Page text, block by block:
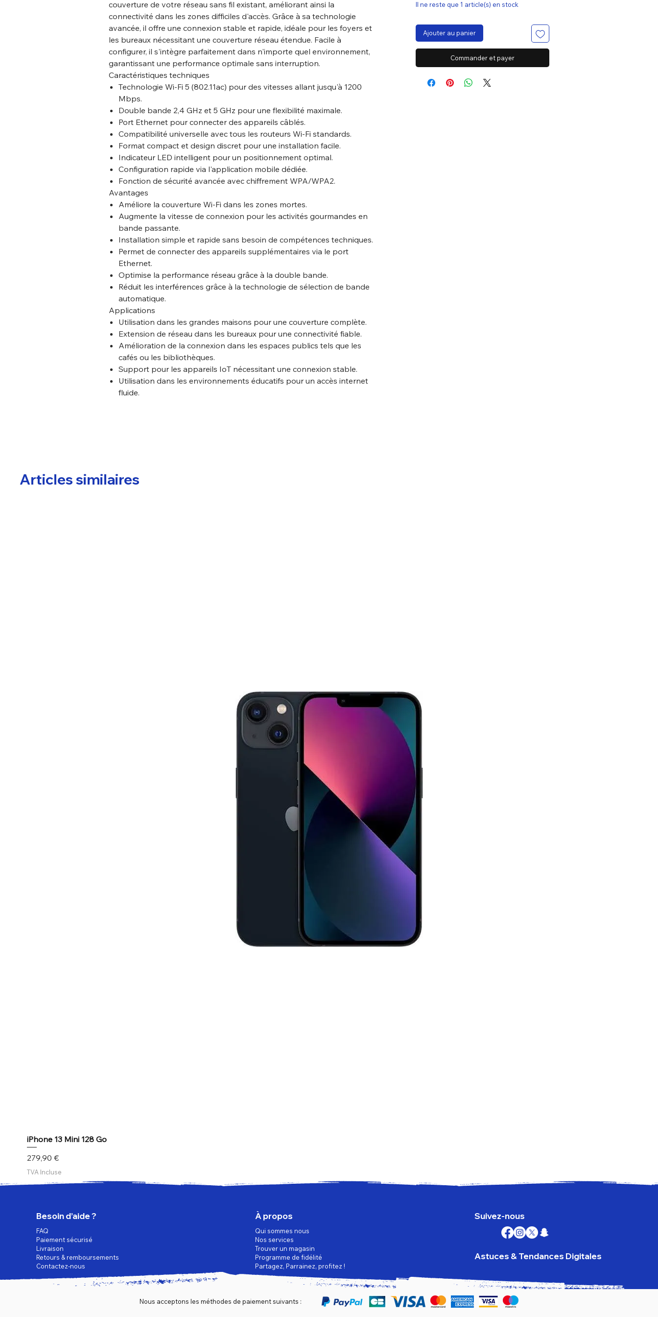
couverture de votre réseau sans fil existant, améliorant ainsi la
connectivité dans les zones difficiles d'accès. Grâce à sa technologie
avancée, il offre une connexion stable et rapide, idéale pour les foyers et
les bureaux nécessitant une couverture réseau étendue. Facile à
configurer, il s'intègre parfaitement dans n'importe quel environnement,
garantissant une performance optimale sans interruption.
Caractéristiques techniques
Technologie Wi-Fi 5 (802.11ac) pour des vitesses allant jusqu'à 1200
Mbps.
Double bande 2,4 GHz et 5 GHz pour une flexibilité maximale.
Port Ethernet pour connecter des appareils câblés.
Compatibilité universelle avec tous les routeurs Wi-Fi standards.
Format compact et design discret pour une installation facile.
Indicateur LED intelligent pour un positionnement optimal.
Configuration rapide via l'application mobile dédiée.
Fonction de sécurité avancée avec chiffrement WPA/WPA2.
Avantages
Améliore la couverture Wi-Fi dans les zones mortes.
Augmente la vitesse de connexion pour les activités gourmandes en
bande passante.
Installation simple et rapide sans besoin de compétences techniques.
Permet de connecter des appareils supplémentaires via le port
Ethernet.
Optimise la performance réseau grâce à la double bande.
Réduit les interférences grâce à la technologie de sélection de bande
automatique.
Applications
Utilisation dans les grandes maisons pour une couverture complète.
Extension de réseau dans les bureaux pour une connectivité fiable.
Amélioration de la connexion dans les espaces publics tels que les
cafés ou les bibliothèques.
Support pour les appareils IoT nécessitant une connexion stable.
Utilisation dans les environnements éducatifs pour un accès internet
fluide.
Il ne reste que 1 article(s) en stock
Ajouter au panier
Commander et payer
Articles similaires
iPhone 13 Mini 128 Go
Prix
279,90 €
TVA Incluse
Besoin d’aide ?
FAQ
Paiement sécurisé
Livraison
Retours & remboursements
Contactez-nous
À propos
Qui sommes nous
Nos services
Trouver un magasin
Programme de fidélité
Partagez, Parrainez, profitez !
Suivez-nous
Astuces & Tendances Digitales
Nous acceptons les méthodes de paiement suivants :